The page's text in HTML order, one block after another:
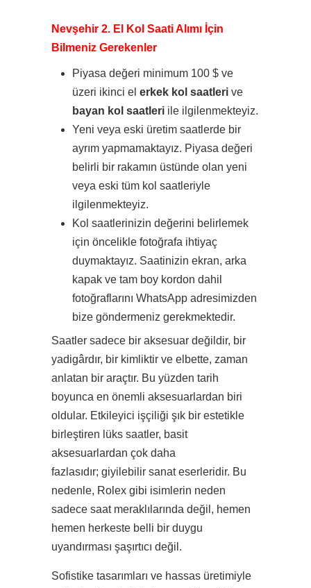
Nevşehir 2. El Kol Saati Alımı İçin
Bilmeniz Gerekenler
Piyasa değeri minimum 100 $ ve
üzeri ikinci el erkek kol saatleri ve
bayan kol saatleri ile ilgilenmekteyiz.
Yeni veya eski üretim saatlerde bir
ayrım yapmamaktayız. Piyasa değeri
belirli bir rakamın üstünde olan yeni
veya eski tüm kol saatleriyle
ilgilenmekteyiz.
Kol saatlerinizin değerini belirlemek
için öncelikle fotoğrafa ihtiyaç
duymaktayız. Saatinizin ekran, arka
kapak ve tam boy kordon dahil
fotoğraflarını WhatsApp adresimizden
bize göndermeniz gerekmektedir.
Saatler sadece bir aksesuar değildir, bir
yadigârdır, bir kimliktir ve elbette, zaman
anlatan bir araçtır. Bu yüzden tarih
boyunca en önemli aksesuarlardan biri
oldular. Etkileyici işçiliği şık bir estetikle
birleştiren lüks saatler, basit
aksesuarlardan çok daha
fazlasıdır; giyilebilir sanat eserleridir. Bu
nedenle, Rolex gibi isimlerin neden
sadece saat meraklılarında değil, hemen
hemen herkeste belli bir duygu
uyandırması şaşırtıcı değil.
Sofistike tasarımları ve hassas üretimiyle